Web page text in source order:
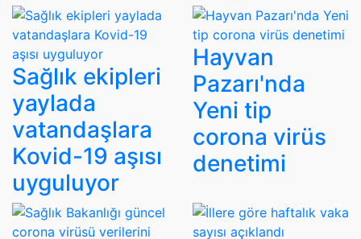
Sağlık ekipleri
yaylada
vatandaşlara
Kovid-19 aşısı
uyguluyor
Hayvan
Pazarı'nda
Yeni tip
corona virüs
denetimi